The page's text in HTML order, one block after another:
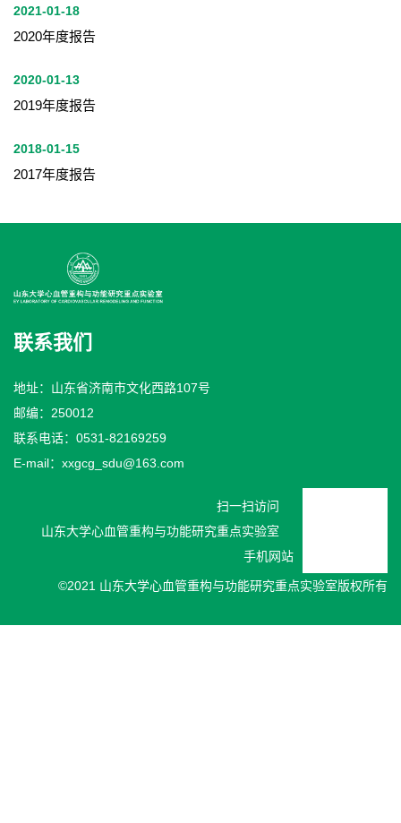
2021-01-18
2020年度报告
2020-01-13
2019年度报告
2018-01-15
2017年度报告
联系我们
地址：山东省济南市文化西路107号
邮编：250012
联系电话：0531-82169259
E-mail：xxgcg_sdu@163.com
扫一扫访问
山东大学心血管重构与功能研究重点实验室
手机网站
©2021 山东大学心血管重构与功能研究重点实验室版权所有